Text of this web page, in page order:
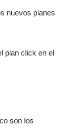
nuevos planes
plan click en el
son los